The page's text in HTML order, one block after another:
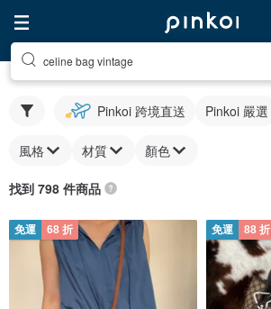
celine bag vintage
Pinkoi 跨境直送 Pinkoi 嚴選
風格 材質 顏色
找到 798 件商品
免運 68 折 免運 88 折